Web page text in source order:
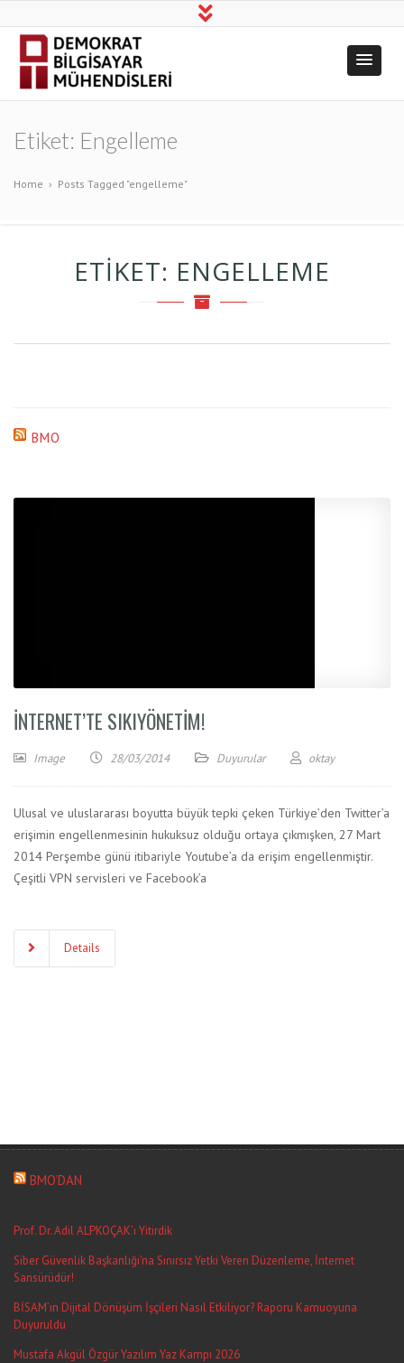
Demokrat
Bilgisayar
Mühendisleri
Etiket: Engelleme
Home › Posts Tagged "engelleme"
ETIKET: ENGELLEME
BMO
İNTERNET’TE SIKIYÖNETIM!
Image 28/03/2014 Duyurular oktay
Ulusal ve uluslararası boyutta büyük tepki çeken Türkiye’den Twitter’a
erişimin engellenmesinin hukuksuz olduğu ortaya çıkmışken, 27 Mart
2014 Perşembe günü itibariyle Youtube’a da erişim engellenmiştir.
Çeşitli VPN servisleri ve Facebook’a
Details
BMO’DAN
Prof. Dr. Adil ALPKOÇAK’ı Yitirdik
Siber Güvenlik Başkanlığı’na Sınırsız Yetki Veren Düzenleme, İnternet
Sansürüdür!
BİSAM’ın Dijital Dönüşüm İşçileri Nasıl Etkiliyor? Raporu Kamuoyuna
Duyuruldu
Mustafa Akgül Özgür Yazılım Yaz Kampı 2026